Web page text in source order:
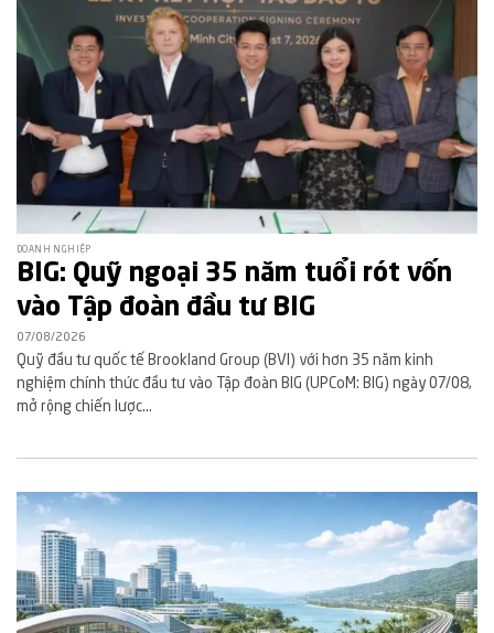
DOANH NGHIỆP
BIG: Quỹ ngoại 35 năm tuổi rót vốn
vào Tập đoàn đầu tư BIG
07/08/2026
Quỹ đầu tư quốc tế Brookland Group (BVI) với hơn 35 năm kinh
nghiệm chính thức đầu tư vào Tập đoàn BIG (UPCoM: BIG) ngày 07/08,
mở rộng chiến lược...